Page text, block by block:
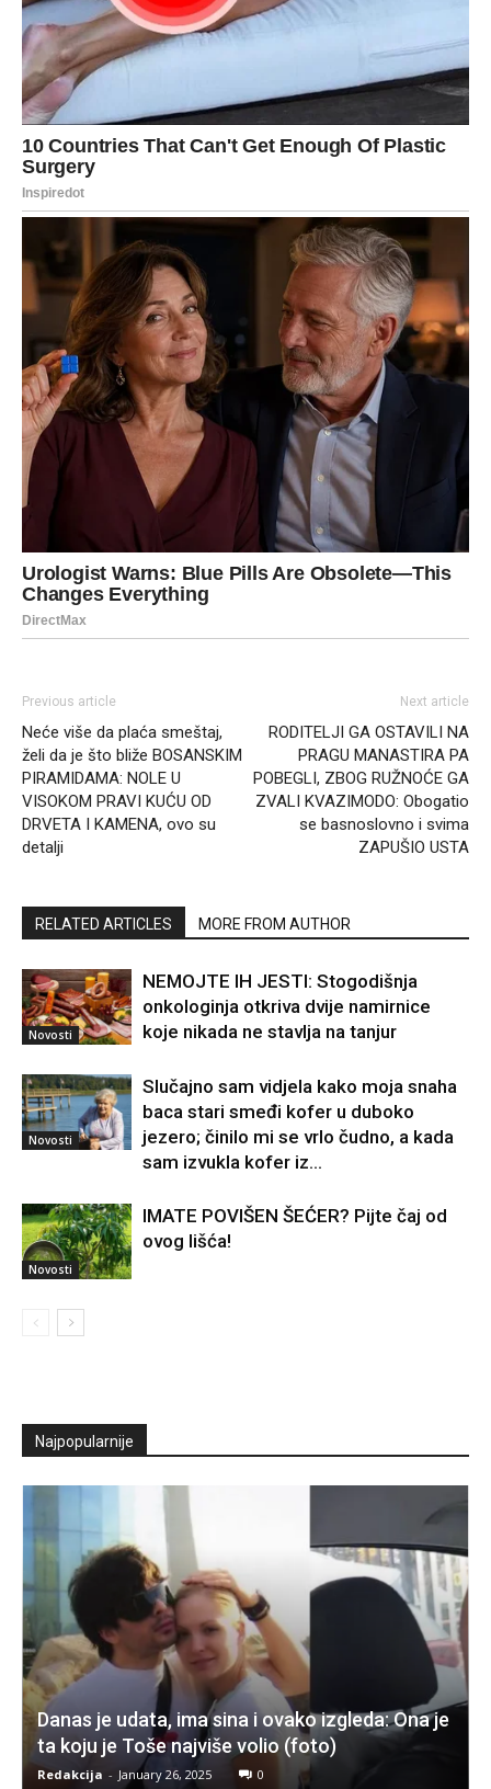
Previous article
Neće više da plaća smeštaj,
želi da je što bliže BOSANSKIM
PIRAMIDAMA: NOLE U
VISOKOM PRAVI KUĆU OD
DRVETA I KAMENA, ovo su
detalji
Next article
RODITELJI GA OSTAVILI NA
PRAGU MANASTIRA PA
POBEGLI, ZBOG RUŽNOĆE GA
ZVALI KVAZIMODO: Obogatio
se basnoslovno i svima
ZAPUŠIO USTA
RELATED ARTICLES MORE FROM AUTHOR
Novosti
NEMOJTE IH JESTI: Stogodišnja
onkologinja otkriva dvije namirnice
koje nikada ne stavlja na tanjur
Novosti
Slučajno sam vidjela kako moja snaha
baca stari smeđi kofer u duboko
jezero; činilo mi se vrlo čudno, a kada
sam izvukla kofer iz...
Novosti
IMATE POVIŠEN ŠEĆER? Pijte čaj od
ovog lišća!
Najpopularnije
Danas je udata, ima sina i ovako izgleda: Ona je
ta koju je Toše najviše volio (foto)
Redakcija - January 26, 2025 0